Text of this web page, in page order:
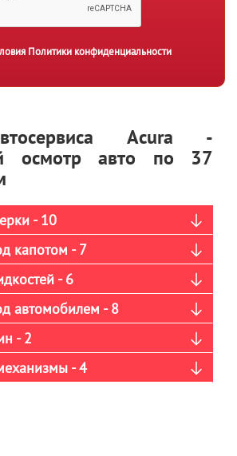
Политики конфиденциальности
Acura -
осмотр авто по 37
- 10
капотом - 7
- 6
автомобилем - 8
- 2
- 4